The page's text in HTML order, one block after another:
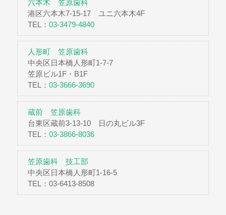
六本木 笠原歯科
港区六本木7-15-17 ユニ六本木4F
TEL： 03-3479-4840
人形町 笠原歯科
中央区日本橋人形町1-7-7
笠原ビル1F・B1F
TEL： 03-3666-3690
蔵前 笠原歯科
台東区蔵前3-13-10 日の丸ビル3F
TEL： 03-3866-8036
笠原歯科 技工部
中央区日本橋人形町1-16-5
TEL：03-6413-8508